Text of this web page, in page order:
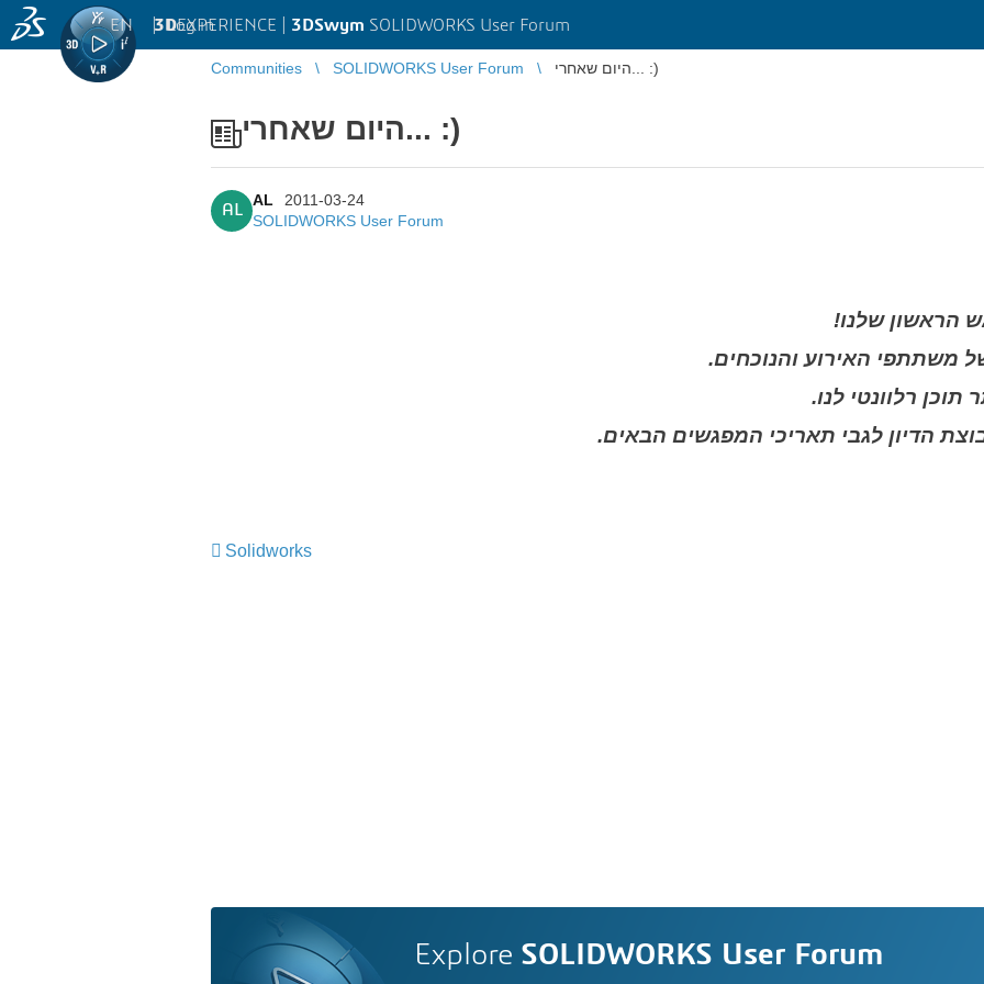
3DEXPERIENCE | 3DSwym SOLIDWORKS User Forum
EN | Log in
Communities SOLIDWORKS User Forum היום שאחרי... :)
היום שאחרי... :)
AL
AL
2011-03-24
SOLIDWORKS User Forum
הראשון שלנו!
משתתפי האירוע והנוכחים.
רלוונטי לנו.
הדיון לגבי תאריכי המפגשים הבאים.
Solidworks
Explore SOLIDWORKS User Forum